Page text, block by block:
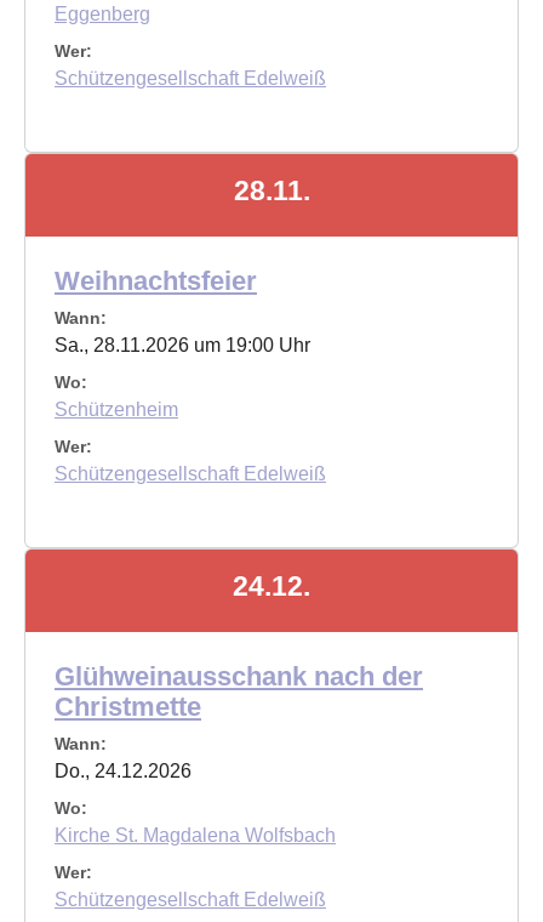
Eggenberg
Wer:
Schützengesellschaft Edelweiß
28.11.
Weihnachtsfeier
Wann:
Sa., 28.11.2026 um 19:00 Uhr
Wo:
Schützenheim
Wer:
Schützengesellschaft Edelweiß
24.12.
Glühweinausschank nach der
Christmette
Wann:
Do., 24.12.2026
Wo:
Kirche St. Magdalena Wolfsbach
Wer:
Schützengesellschaft Edelweiß